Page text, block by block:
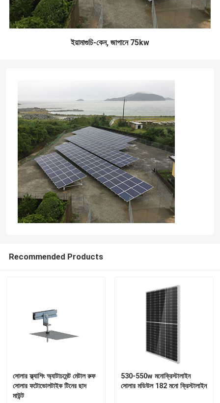
ইয়ামাগুচি-কেন, জাপানে 75kw
Recommended Products
সোলার ফ্ল্যাশিং অ্যাটাচমেন্ট মেটাল রুফ
সোলার ফটোভোলটাইক টিনের ছাদ
মাউন্ট
530-550w মনোক্রিস্টালাইন
সোলার মডিউল 182 মনো ক্রিস্টালাইন